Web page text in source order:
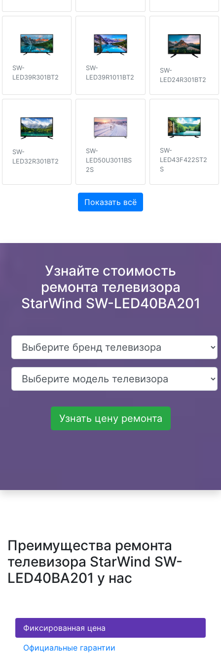
SW-
LED39R301BT2
SW-
LED39R1011BT2
SW-
LED24R301BT2
SW-
LED32R301BT2
SW-
LED50U3011BS
2S
SW-
LED43F422ST2
S
Показать всё
Узнайте стоимость
ремонта телевизора
StarWind SW-LED40BA201
Узнать цену ремонта
Преимущества ремонта
телевизора StarWind SW-
LED40BA201 у нас
Фиксированная цена
Официальные гарантии